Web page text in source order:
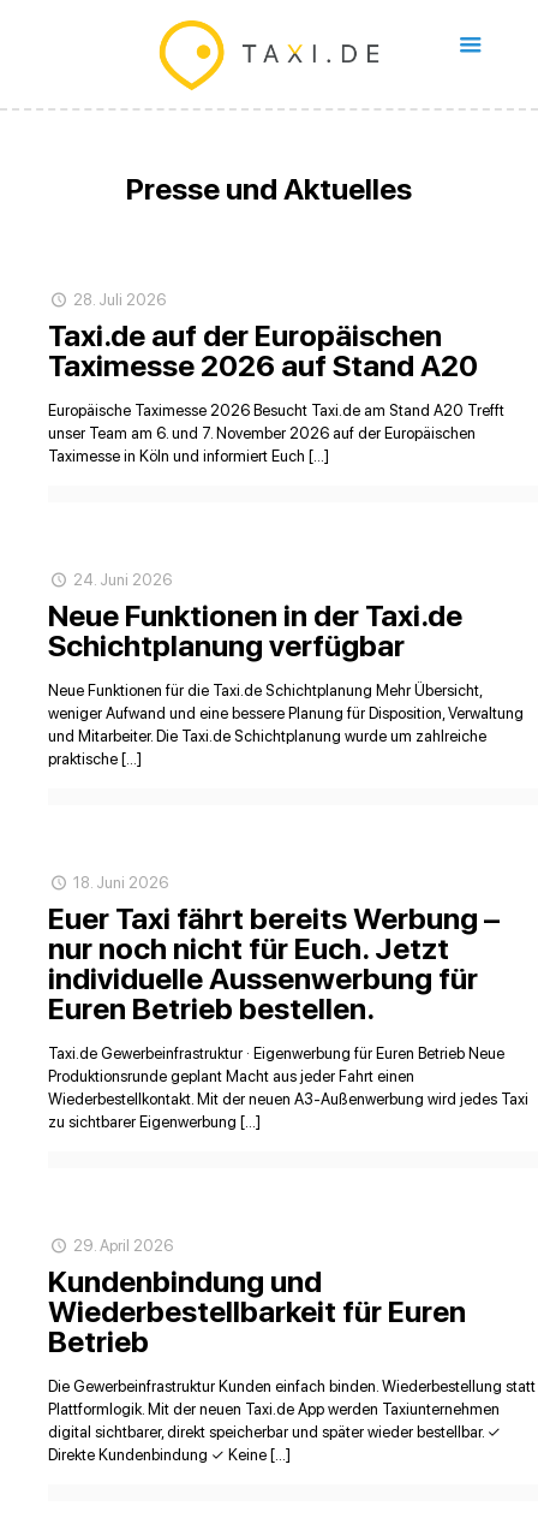
Presse und Aktuelles
28. Juli 2026
Taxi.de auf der Europäischen
Taximesse 2026 auf Stand A20
Europäische Taximesse 2026 Besucht Taxi.de am Stand A20 Trefft
unser Team am 6. und 7. November 2026 auf der Europäischen
Taximesse in Köln und informiert Euch […]
24. Juni 2026
Neue Funktionen in der Taxi.de
Schichtplanung verfügbar
Neue Funktionen für die Taxi.de Schichtplanung Mehr Übersicht,
weniger Aufwand und eine bessere Planung für Disposition, Verwaltung
und Mitarbeiter. Die Taxi.de Schichtplanung wurde um zahlreiche
praktische […]
18. Juni 2026
Euer Taxi fährt bereits Werbung –
nur noch nicht für Euch. Jetzt
individuelle Aussenwerbung für
Euren Betrieb bestellen.
Taxi.de Gewerbeinfrastruktur · Eigenwerbung für Euren Betrieb Neue
Produktionsrunde geplant Macht aus jeder Fahrt einen
Wiederbestellkontakt. Mit der neuen A3-Außenwerbung wird jedes Taxi
zu sichtbarer Eigenwerbung […]
29. April 2026
Kundenbindung und
Wiederbestellbarkeit für Euren
Betrieb
Die Gewerbeinfrastruktur Kunden einfach binden. Wiederbestellung statt
Plattformlogik. Mit der neuen Taxi.de App werden Taxiunternehmen
digital sichtbarer, direkt speicherbar und später wieder bestellbar. ✓
Direkte Kundenbindung ✓ Keine […]